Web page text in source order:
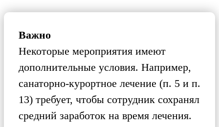
Важно
Некоторые мероприятия имеют
дополнительные условия. Например,
санаторно-курортное лечение (п. 5 и п.
13) требует, чтобы сотрудник сохранял
средний заработок на время лечения.